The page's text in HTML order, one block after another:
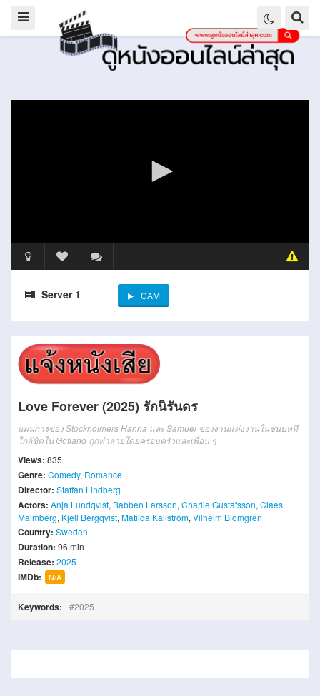
Server 1 CAM
Love Forever (2025) รักนิรันดร
แผนการของ Stockholmers Hanna และ Samuel ของงานแต่งงานในชนบทที่
ใกล้ชิดใน Gotland ถูกทําลายโดยครอบครัวและเพื่อน ๆ
Views: 835
Genre: Comedy, Romance
Director: Staffan Lindberg
Actors: Anja Lundqvist, Babben Larsson, Charlie Gustafsson, Claes
Malmberg, Kjell Bergqvist, Matilda Källström, Vilhelm Blomgren
Country: Sweden
Duration: 96 min
Release: 2025
IMDb: N/A
Keywords: 2025